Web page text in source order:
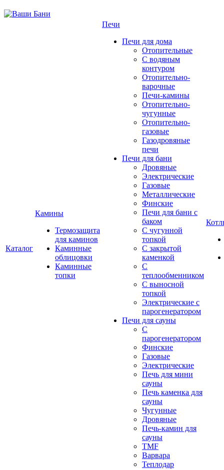
Каталог
Камины
Термозащита
для каминов
Каминные
облицовки
Каминные
топки
Печи
Печи для дома
Отопительные
C водяным
контуром
Отопительно-
варочные
Печи-камины
Отопительно-
чугунные
Отопительно-
газовые
Газодровяные
печи
Печи для бани
Дровяные
Электрические
Газовые
Металлические
Финские
Печи для бани с
баком
С чугунной
топкой
С закрытой
каменкой
С
теплообменником
С выносной
топкой
Электрические с
парогенератором
Печи для сауны
С
парогенератором
Финские
Газовые
Электрические
Печь для мини
сауны
Печь каменка для
сауны
Чугунные
Дровяные
Печь-камин для
сауны
TMF
Варвара
Теплодар